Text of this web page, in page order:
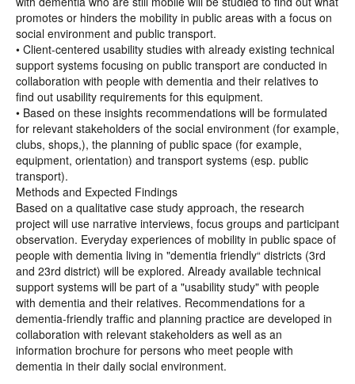
promotes or hinders the mobility in public areas with a focus on
social environment and public transport.
• Client-centered usability studies with already existing technical
support systems focusing on public transport are conducted in
collaboration with people with dementia and their relatives to
find out usability requirements for this equipment.
• Based on these insights recommendations will be formulated
for relevant stakeholders of the social environment (for example,
clubs, shops,), the planning of public space (for example,
equipment, orientation) and transport systems (esp. public
transport).
Methods and Expected Findings
Based on a qualitative case study approach, the research
project will use narrative interviews, focus groups and participant
observation. Everyday experiences of mobility in public space of
people with dementia living in "dementia friendly“ districts (3rd
and 23rd district) will be explored. Already available technical
support systems will be part of a "usability study" with people
with dementia and their relatives. Recommendations for a
dementia-friendly traffic and planning practice are developed in
collaboration with relevant stakeholders as well as an
information brochure for persons who meet people with
dementia in their daily social environment.